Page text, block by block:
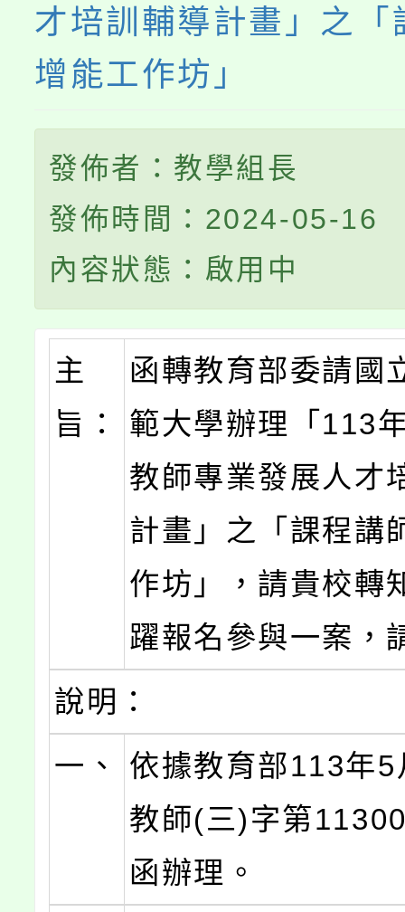
才培訓輔導計畫」之「
增能工作坊」
發佈者：教學組長
發佈時間：2024-05-16
內容狀態：啟用中
主
旨：
函轉教育部委請國
範大學辦理「113
教師專業發展人才
計畫」之「課程講
作坊」，請貴校轉
躍報名參與一案，
說明：
一、
依據教育部113年
教師(三)字第
函辦理。